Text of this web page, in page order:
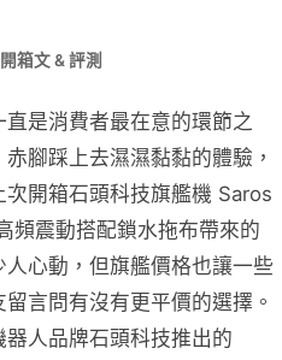
開箱文 & 評測
是消費者最在意的環節之
腳踩上去濕濕黏黏的體驗，
開箱石頭科技旗艦機 Saros
頻震動搭配鎖水拖布帶來的
人心動，但旗艦價格也讓一些
言問有沒有更平價的選擇。
人品牌石頭科技推出的